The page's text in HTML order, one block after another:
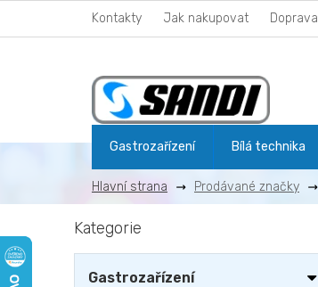
obsah
Kontakty Jak nakupovat Doprava
Gastrozařízení Bílá technika
Prodávané značky
o
s
Přeskočit
Kategorie
Gastrozařízení